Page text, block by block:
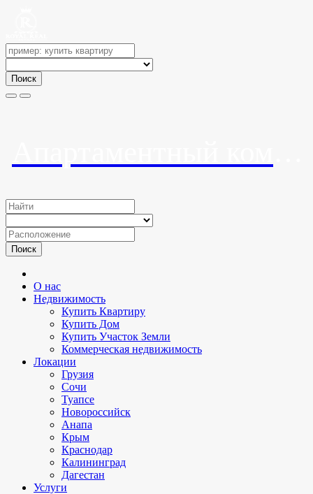
Поиск
Поиск
О нас
Недвижимость
Купить Квартиру
Купить Дом
Купить Участок Земли
Коммерческая недвижимость
Локации
Грузия
Сочи
Туапсе
Новороссийск
Анапа
Крым
Краснодар
Калининград
Дагестан
Услуги